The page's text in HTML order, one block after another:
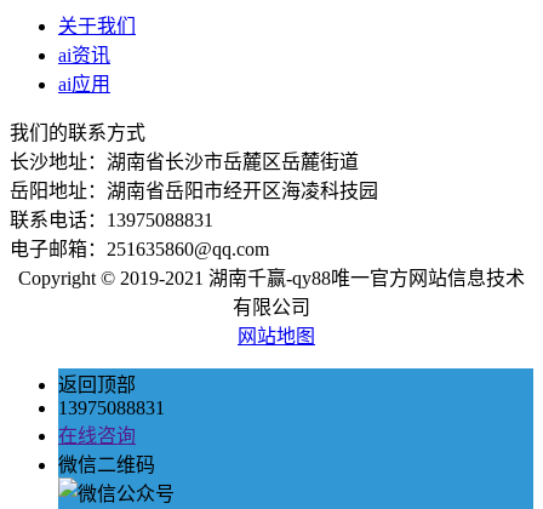
关于我们
ai资讯
ai应用
我们的联系方式
长沙地址：湖南省长沙市岳麓区岳麓街道
岳阳地址：湖南省岳阳市经开区海凌科技园
联系电话：13975088831
电子邮箱：251635860@qq.com
Copyright © 2019-2021 湖南千赢-qy88唯一官方网站信息技术
有限公司
网站地图
返回顶部
13975088831
在线咨询
微信二维码